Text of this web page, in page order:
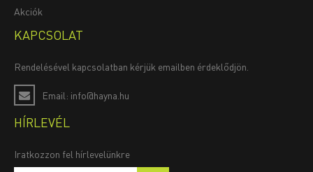
Akciók
KAPCSOLAT
Rendelésével kapcsolatban kérjük emailben érdeklődjön.
Email: info@hayna.hu
HÍRLEVÉL
Iratkozzon fel hírlevelünkre